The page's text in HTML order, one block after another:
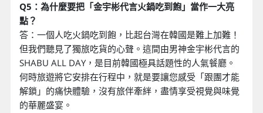
Q5：為什麼要把「金宇彬代言火鍋吃到飽」當作一大亮
點？
答：一個人吃火鍋吃到飽，比起台灣在韓國是難上加難！
但我們聽見了獨旅吃貨的心聲。這間由男神金宇彬代言的
SHABU ALL DAY，是目前韓國極具話題性的人氣餐廳。
何時旅遊將它安排在行程中，就是要讓您感受「跟團才能
解鎖」的痛快體驗，沒有旅伴牽絆，盡情享受視覺與味覺
的華麗盛宴。